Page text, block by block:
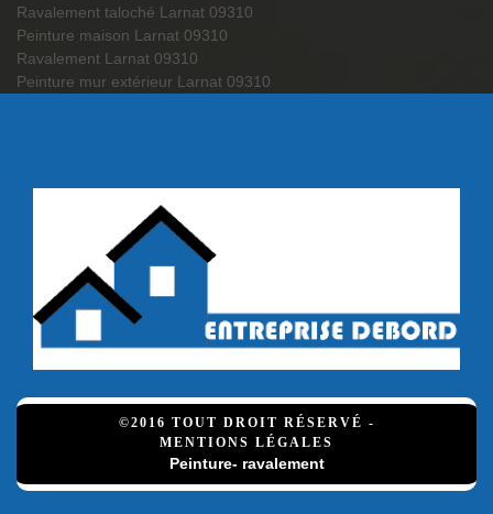
Ravalement taloché Larnat 09310
Peinture maison Larnat 09310
Ravalement Larnat 09310
Peinture mur extérieur Larnat 09310
©2016 TOUT DROIT RÉSERVÉ -
MENTIONS LÉGALES
Peinture- ravalement